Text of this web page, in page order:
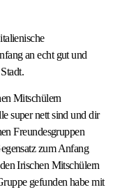
an echt gut und
Mitschülern
super nett sind und dir
Freundesgruppen
zum Anfang
Irischen Mitschülern
gefunden habe mit